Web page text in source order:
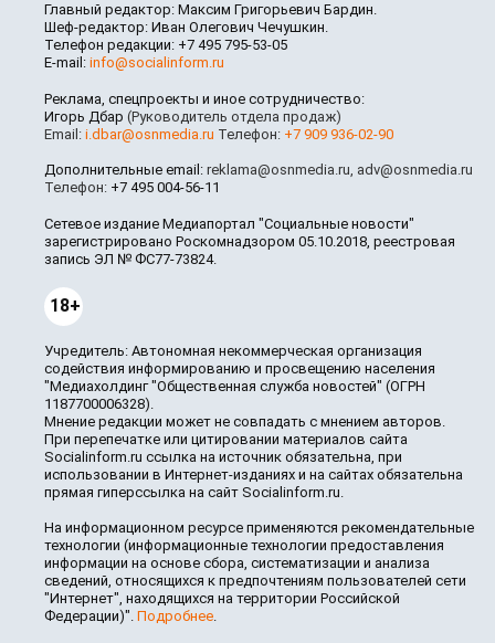
Главный редактор: Максим Григорьевич Бардин.
Шеф-редактор: Иван Олегович Чечушкин.
Телефон редакции: +7 495 795-53-05
E-mail: info@socialinform.ru
Реклама, спецпроекты и иное сотрудничество:
Игорь Дбар (Руководитель отдела продаж)
Email: i.dbar@osnmedia.ru Телефон: +7 909 936-02-90
Дополнительные email: reklama@osnmedia.ru, adv@osnmedia.ru
Телефон: +7 495 004-56-11
Сетевое издание Медиапортал "Социальные новости"
зарегистрировано Роскомнадзором 05.10.2018, реестровая
запись ЭЛ № ФС77-73824.
18+
Учредитель: Автономная некоммерческая организация
содействия информированию и просвещению населения
"Медиахолдинг "Общественная служба новостей" (ОГРН
1187700006328).
Мнение редакции может не совпадать с мнением авторов.
При перепечатке или цитировании материалов сайта
Socialinform.ru ссылка на источник обязательна, при
использовании в Интернет-изданиях и на сайтах обязательна
прямая гиперссылка на сайт Socialinform.ru.
На информационном ресурсе применяются рекомендательные
технологии (информационные технологии предоставления
информации на основе сбора, систематизации и анализа
сведений, относящихся к предпочтениям пользователей сети
"Интернет", находящихся на территории Российской
Федерации)". Подробнее.